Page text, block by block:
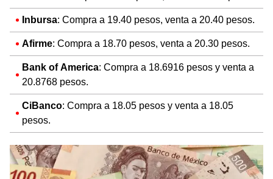
Inbursa: Compra a 19.40 pesos, venta a 20.40 pesos.
Afirme: Compra a 18.70 pesos, venta a 20.30 pesos​.
Bank of America: Compra a 18.6916 pesos y venta a
20.8768 pesos.
CiBanco: Compra a 18.05 pesos y venta a 18.05
pesos.